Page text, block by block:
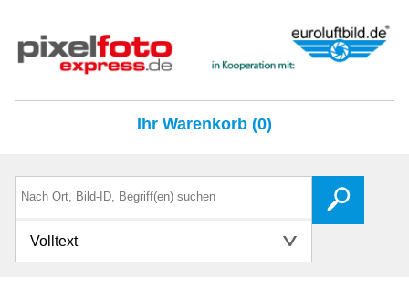
Ihr Warenkorb (0)
Volltext